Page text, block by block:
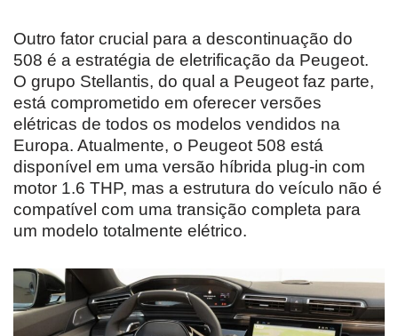
Outro fator crucial para a descontinuação do
508 é a estratégia de eletrificação da Peugeot.
O grupo Stellantis, do qual a Peugeot faz parte,
está comprometido em oferecer versões
elétricas de todos os modelos vendidos na
Europa. Atualmente, o Peugeot 508 está
disponível em uma versão híbrida plug-in com
motor 1.6 THP, mas a estrutura do veículo não é
compatível com uma transição completa para
um modelo totalmente elétrico.